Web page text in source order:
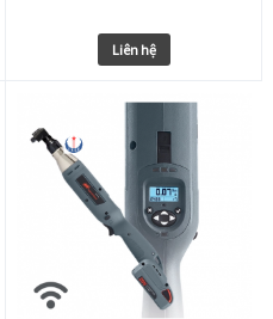
Liên hệ